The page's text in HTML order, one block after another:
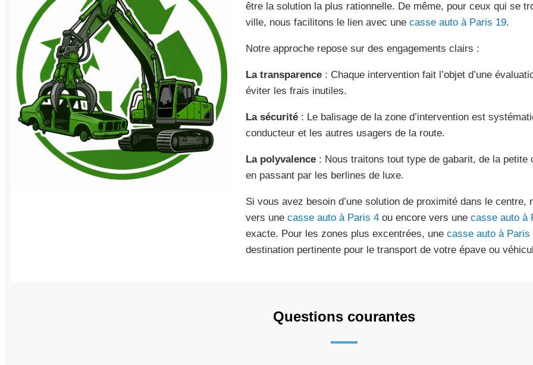
être la solution la plus rationnelle. De même, pour ceux qui se
ville, nous facilitons le lien avec une casse auto à Paris 19.
Notre approche repose sur des engagements clairs :
La transparence: Chaque intervention fait l’objet d’une
éviter les frais inutiles.
La sécurité: Le balisage de la zone d’intervention est
conducteur et les autres usagers de la route.
La polyvalence: Nous traitons tout type de gabarit, de la petite
en passant par les berlines de luxe.
Si vous avez besoin d’une solution de proximité dans le centre,
vers une casse auto à Paris 4ou encore vers une casse auto à
exacte. Pour les zones plus excentrées, une casse auto à Paris
destination pertinente pour le transport de votre épave ou
Questions courantes